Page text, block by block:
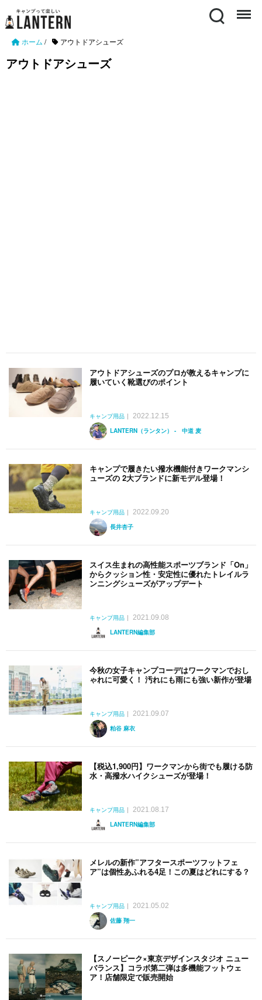
Search Menu
ホーム / アウトドアシューズ
アウトドアシューズ
アウトドアシューズのプロが教えるキャンプに
履いていく靴選びのポイント
キャンプ用品
2022.12.15
LANTERN（ランタン） - 中道 麦
キャンプで履きたい撥水機能付きワークマンシ
ューズの 2大ブランドに新モデル登場！
キャンプ用品
2022.09.20
長井杏子
スイス生まれの高性能スポーツブランド「On」
からクッション性・安定性に優れたトレイルラ
ンニングシューズがアップデート
キャンプ用品
2021.09.08
LANTERN編集部
今秋の女子キャンプコーデはワークマンでおし
ゃれに可愛く！ 汚れにも雨にも強い新作が登場
キャンプ用品
2021.09.07
粕谷 麻衣
【税込1,900円】ワークマンから街でも履ける防
水・高撥水ハイクシューズが登場！
キャンプ用品
2021.08.17
LANTERN編集部
メレルの新作”アフタースポーツフットフェ
ア”は個性あふれる4足！この夏はどれにする？
キャンプ用品
2021.05.02
佐藤 翔一
【スノーピーク×東京デザインスタジオ ニュー
バランス】コラボ第二弾は多機能フットウェ
ア！店舗限定で販売開始